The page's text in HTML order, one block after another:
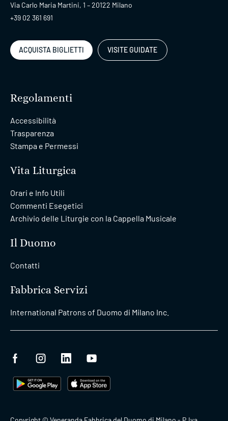
Via Carlo Maria Martini, 1 – 20122 Milano
+39 02 361 691
ACQUISTA BIGLIETTI VISITE GUIDATE
Regolamenti
Accessibilità
Trasparenza
Stampa e Permessi
Vita Liturgica
Orari e Info Utili
Commenti Esegetici
Archivio delle Liturgie con la Cappella Musicale
Il Duomo
Contatti
Fabbrica Servizi
International Patrons of Duomo di Milano Inc.